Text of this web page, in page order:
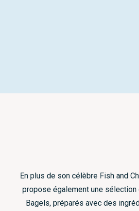
En plus de son célèbre Fish and
propose également une sélection
Bagels, préparés avec des